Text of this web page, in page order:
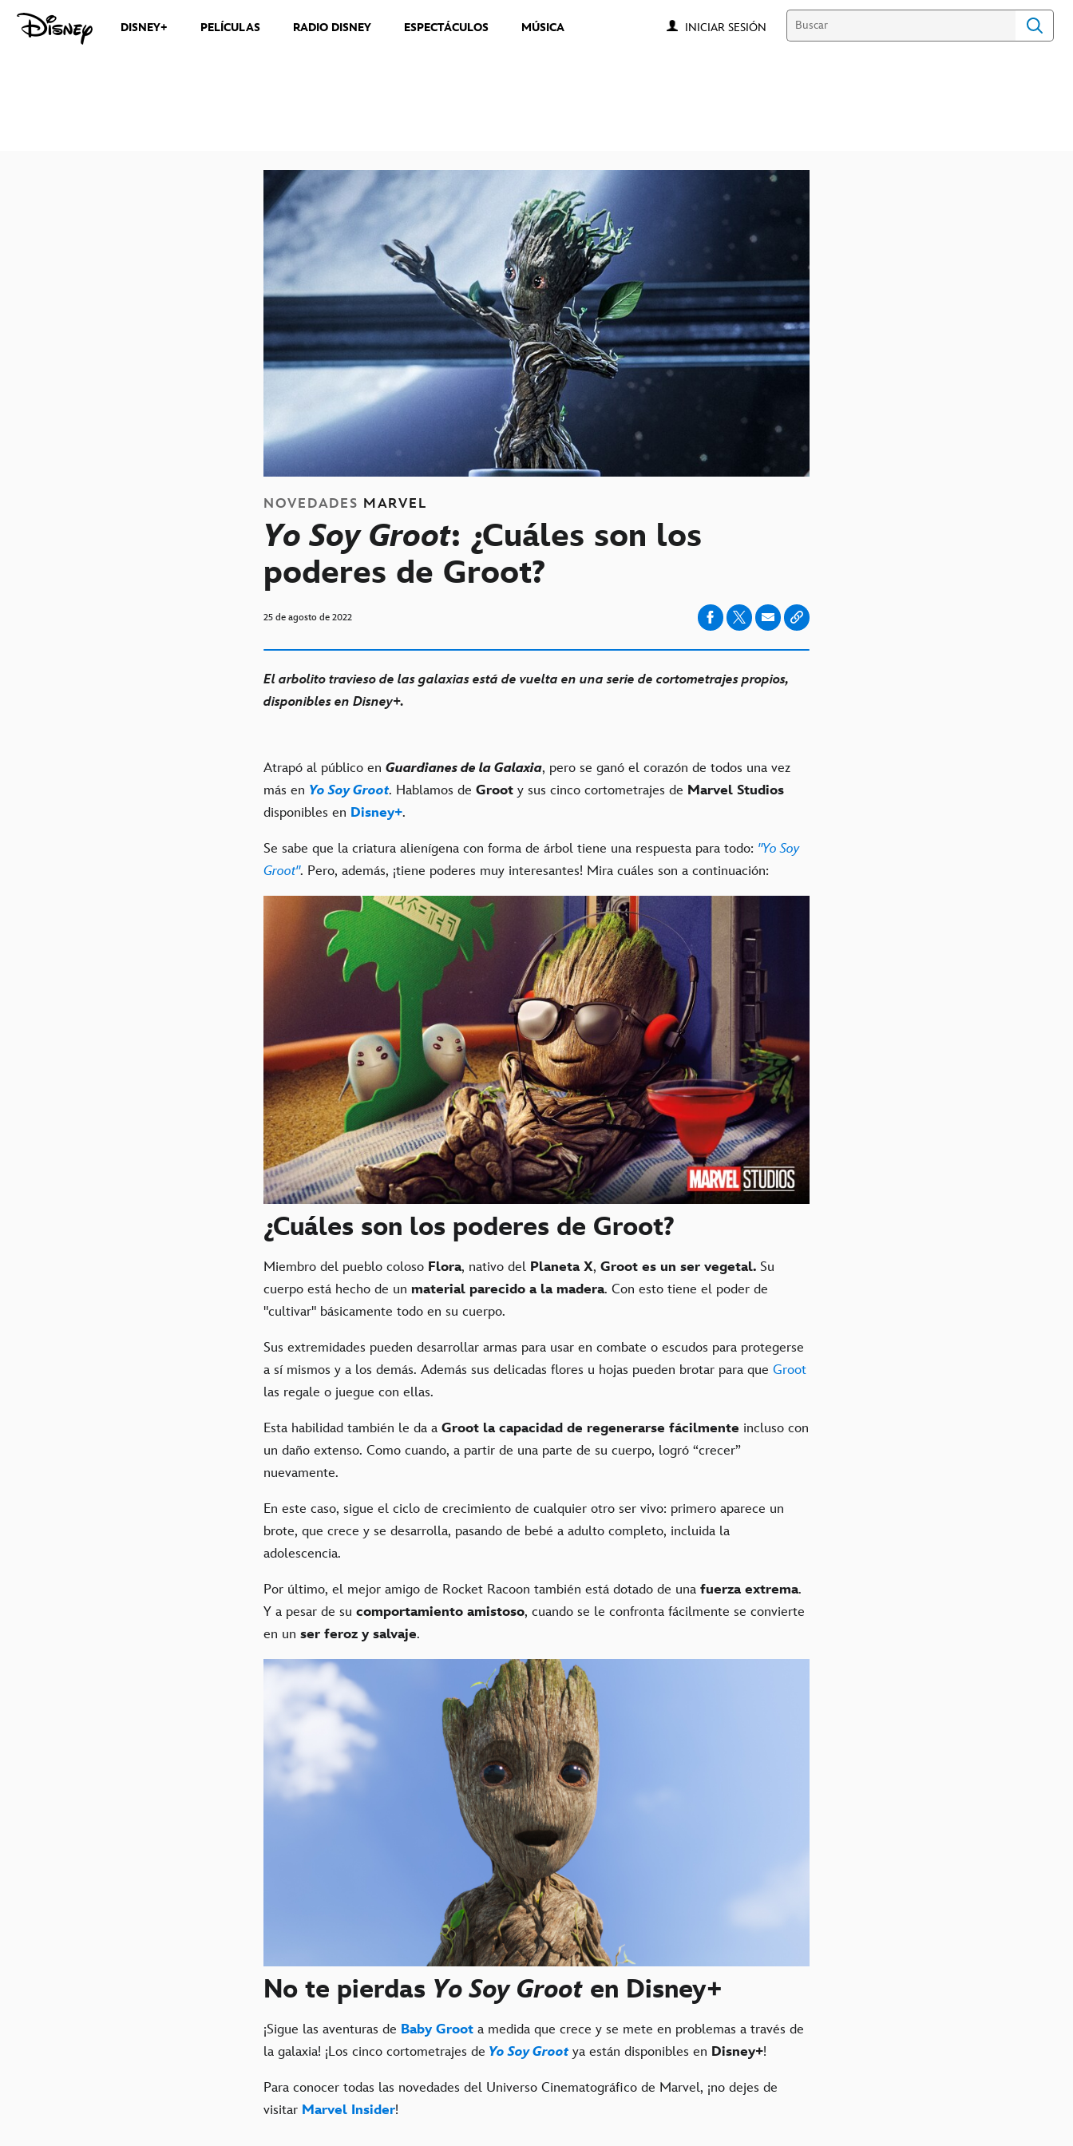
DISNEY+ PELÍCULAS RADIO DISNEY ESPECTÁCULOS MÚSICA INICIAR SESIÓN
NOVEDADES MARVEL
Yo Soy Groot: ¿Cuáles son los
poderes de Groot?
25 de agosto de 2022
El arbolito travieso de las galaxias está de vuelta en una serie de cortometrajes propios,
disponibles en Disney+.
Atrapó al público en Guardianes de la Galaxia, pero se ganó el corazón de todos una vez
más en Yo Soy Groot. Hablamos de Groot y sus cinco cortometrajes de Marvel Studios
disponibles en Disney+.
Se sabe que la criatura alienígena con forma de árbol tiene una respuesta para todo: "Yo Soy
Groot". Pero, además, ¡tiene poderes muy interesantes! Mira cuáles son a continuación:
¿Cuáles son los poderes de Groot?
Miembro del pueblo coloso Flora, nativo del Planeta X, Groot es un ser vegetal. Su
cuerpo está hecho de un material parecido a la madera. Con esto tiene el poder de
"cultivar" básicamente todo en su cuerpo.
Sus extremidades pueden desarrollar armas para usar en combate o escudos para protegerse
a sí mismos y a los demás. Además sus delicadas flores u hojas pueden brotar para que Groot
las regale o juegue con ellas.
Esta habilidad también le da a Groot la capacidad de regenerarse fácilmente incluso con
un daño extenso. Como cuando, a partir de una parte de su cuerpo, logró “crecer”
nuevamente.
En este caso, sigue el ciclo de crecimiento de cualquier otro ser vivo: primero aparece un
brote, que crece y se desarrolla, pasando de bebé a adulto completo, incluida la
adolescencia.
Por último, el mejor amigo de Rocket Racoon también está dotado de una fuerza extrema.
Y a pesar de su comportamiento amistoso, cuando se le confronta fácilmente se convierte
en un ser feroz y salvaje.
No te pierdas Yo Soy Groot en Disney+
¡Sigue las aventuras de Baby Groot a medida que crece y se mete en problemas a través de
la galaxia! ¡Los cinco cortometrajes de Yo Soy Grootya están disponibles en Disney+!
Para conocer todas las novedades del Universo Cinematográfico de Marvel, ¡no dejes de
visitar Marvel Insider!